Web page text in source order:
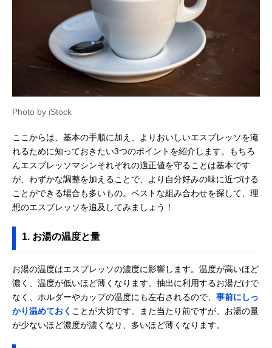
Photo by iStock
ここからは、基本の手順に加え、よりおいしいエスプレッソを淹
れるために知っておきたい3つのポイントを紹介します。もちろ
んエスプレッソマシンそれぞれの適正値を守ることは基本です
が、わずかな調整を加えることで、より自分好みの味に近づける
ことができる場合も多いもの。ベストな組み合わせを探して、理
想のエスプレッソを追及してみましょう！
1. お湯の温度と量
お湯の温度はエスプレッソの濃度に影響します。温度が高いほど
濃く、温度が低いほど薄くなります。抽出に利用するお湯だけで
なく、ホルダーやカップの温度にも左右されるので、 事前にしっ
かり温めておく ことが大切です。また当たり前ですが、お湯の量
が少ないほど濃度が濃くなり、多いほど薄くなります。